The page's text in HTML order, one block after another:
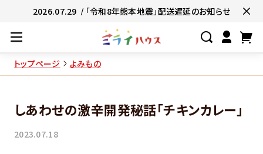
2026.07.29 / 「令和8年熊本地震」配送遅延のお知らせ
#ネコポス対象商品🚚
#簡単便利👍
#お子様と一緒に
トップページ よみもの
しあわせの激辛開発秘話「チキンカレー」
2023.07.18